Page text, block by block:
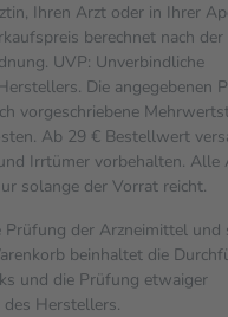
Ihren Arzt oder in Ihrer
berechnet nach der
UVP: Unverbindliche
Die angegebenen
vorgeschriebene
Ab 29 € Bestell­wert
Irrtümer vorbehalten. Alle
solange der Vorrat reicht.
Prüfung der Arzneimittel und
beinhaltet die
und die Prüfung etwaiger
Herstellers.